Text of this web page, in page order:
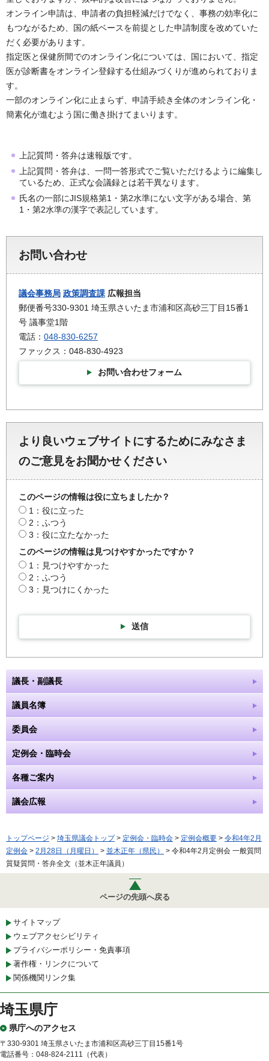
オンライン申請は、申請者の負担軽減だけでなく、事務の効率化に
もつながるため、国の紙ベースを前提とした申請制度を改めていた
だく必要があります。
指定医と保健所間でのオンライン化については、国において、指定
医が診断書をオンライン登録する仕組みづくりが進められておりま
す。
一部のオンライン化に止まらず、申請手続き全体のオンライン化・
簡素化が進むよう国に働き掛けてまいります。
上記質問・答弁は速報版です。
上記質問・答弁は、一問一答形式でご覧いただけるように編集し
ているため、正式な会議録とは若干異なります。
氏名の一部にJIS規格第1・第2水準にない文字がある場合、第
1・第2水準の漢字で表記しています。
お問い合わせ
議会事務局 政策調査課 広報担当
郵便番号330-9301 埼玉県さいたま市浦和区高砂三丁目15番1
号 議事堂1階
電話： 048-830-6257
ファックス：048-830-4923
お問い合わせフォーム
より良いウェブサイトにするためにみなさま
のご意見をお聞かせください
このページの情報は役に立ちましたか？
1：役に立った
2：ふつう
3：役に立たなかった
このページの情報は見つけやすかったですか？
1：見つけやすかった
2：ふつう
3：見つけにくかった
送信
議長・副議長
議員名簿
委員会
定例会・臨時会
各種ご案内
議会広報
トップページ > 埼玉県議会トップ> 定例会・臨時会 > 定例会概要 > 令和4年2月
定例会 > 2月28日（月曜日） > 並木正年（県民）
> 令和4年2月定例会 一般質問
質疑質問・答弁全文（並木正年議員）
ページの先頭へ戻る
サイトマップ
ウェブアクセシビリティ
プライバシーポリシー・免責事項
著作権・リンクについて
関係機関リンク集
埼玉県庁
県庁へのアクセス
〒330-9301 埼玉県さいたま市浦和区高砂三丁目15番1号
電話番号：048-824-2111（代表）